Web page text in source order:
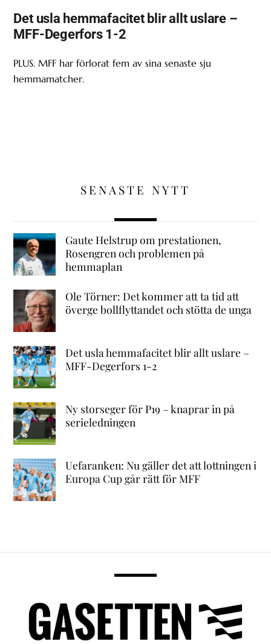
Det usla hemmafacitet blir allt uslare –
MFF-Degerfors 1-2
PLUS. MFF har förlorat fem av sina senaste sju
hemmamatcher.
SENASTE NYTT
Gaute Helstrup om prestationen,
Rosengren och problemen på
hemmaplan
Ole Törner: Det kommer att ta tid att
överge bollflyttandet och stötta de unga
Det usla hemmafacitet blir allt uslare –
MFF-Degerfors 1-2
Ny storseger för P19 – knaprar in på
serieledningen
Uefaranken: Nu gäller det att lottningen i
Europa Cup går rätt för MFF